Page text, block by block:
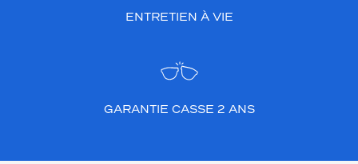
ENTRETIEN À VIE
GARANTIE CASSE 2 ANS